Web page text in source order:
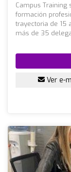
Campus
formación
trayectoria de 15
más de 35
Ver e-